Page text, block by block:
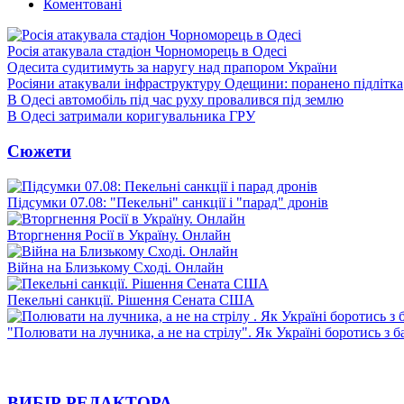
Коментовані
Росія атакувала стадіон Чорноморець в Одесі
Одесита судитимуть за наругу над прапором України
Росіяни атакували інфраструктуру Одещини: поранено підлітка
В Одесі автомобіль під час руху провалився під землю
В Одесі затримали коригувальника ГРУ
Сюжети
Підсумки 07.08: "Пекельні" санкції і "парад" дронів
Вторгнення Росії в Україну. Онлайн
Війна на Близькому Сході. Онлайн
Пекельні санкції. Рішення Сената США
"Полювати на лучника, а не на стрілу". Як Україні боротись з